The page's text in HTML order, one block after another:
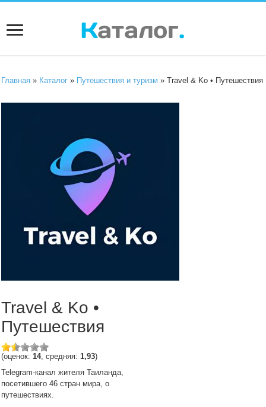
Главная » Каталог » Путешествия и туризм » Travel & Ko • Путешествия
Travel & Ko •
Путешествия
(оценок:14, средняя:1,93)
Telegram-канал жителя Таиланда,
посетившего 46 стран мира, о
путешествиях.